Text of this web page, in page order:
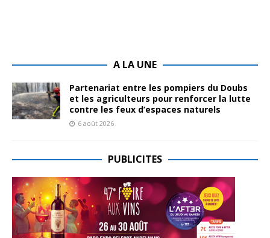
A LA UNE
Partenariat entre les pompiers du Doubs
et les agriculteurs pour renforcer la lutte
contre les feux d’espaces naturels
6 août 2026
PUBLICITES